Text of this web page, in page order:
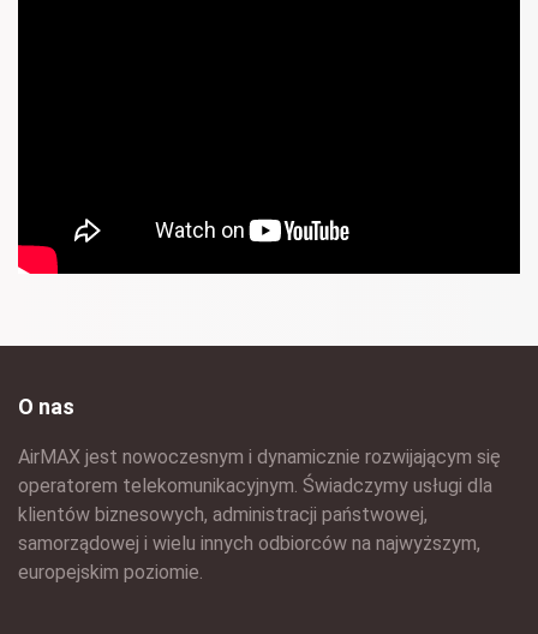
O nas
AirMAX jest nowoczesnym i dynamicznie rozwijającym się
operatorem telekomunikacyjnym. Świadczymy usługi dla
klientów biznesowych, administracji państwowej,
samorządowej i wielu innych odbiorców na najwyższym,
europejskim poziomie.